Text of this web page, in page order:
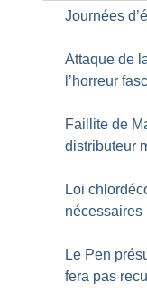
Journées
Attaque de
l’horreur
Faillite de
distributeur
Loi
nécessaires
Le Pen
fera pas